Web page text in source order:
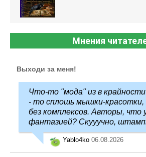
Мнения
Выходи за меня!
Что-то "мода" из в
- то сплошь мышки-
без комплексов. Авторы, что
фантазией? Скууучно,
Yablo4ko 06.08.2026